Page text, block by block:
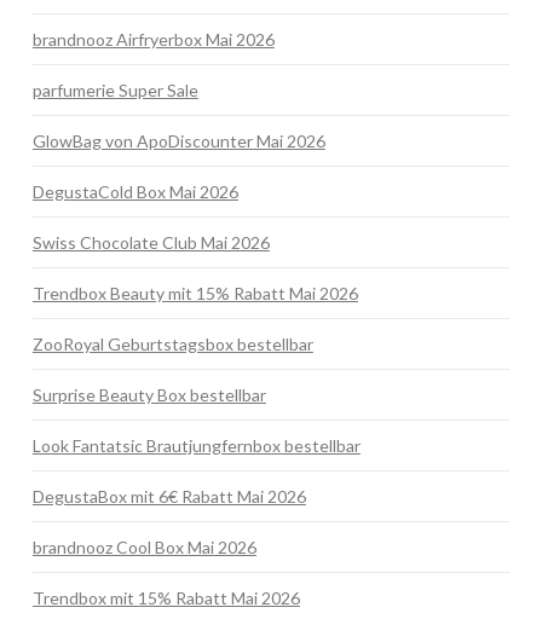
brandnooz Airfryerbox Mai 2026
parfumerie Super Sale
GlowBag von ApoDiscounter Mai 2026
DegustaCold Box Mai 2026
Swiss Chocolate Club Mai 2026
Trendbox Beauty mit 15% Rabatt Mai 2026
ZooRoyal Geburtstagsbox bestellbar
Surprise Beauty Box bestellbar
Look Fantatsic Brautjungfernbox bestellbar
DegustaBox mit 6€ Rabatt Mai 2026
brandnooz Cool Box Mai 2026
Trendbox mit 15% Rabatt Mai 2026